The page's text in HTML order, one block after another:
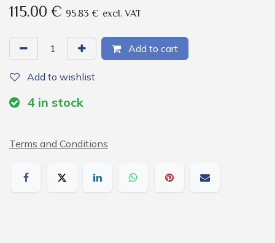
115.00€ 95.83 € excl. VAT
Add to cart
Add to wishlist
4 in stock
Terms and Conditions